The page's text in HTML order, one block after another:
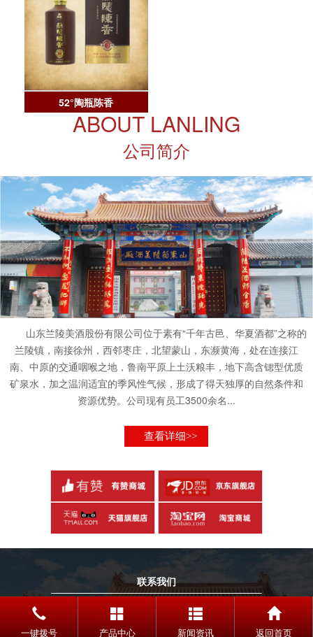
52°陶瓶陈香
ABOUT LANLING
公司简介
山东兰陵美酒股份有限公司位于素有“千年古邑、华夏酒都”之称的
兰陵镇，南接徐州，西邻枣庄，北望蒙山，东濒黄海，处在连接江
南、中原的交通咽喉之地，鲁南平原上土沃粮丰，地下高含锶型优质
矿泉水，加之温润适宜的季风性气候，形成了得天独厚的自然条件和
资源优势。公司现有员工3500余名...
查看详细>>
联系我们
TELEPHONE
0539-5588998
一键拨号 产品中心 新闻资讯 返回首页